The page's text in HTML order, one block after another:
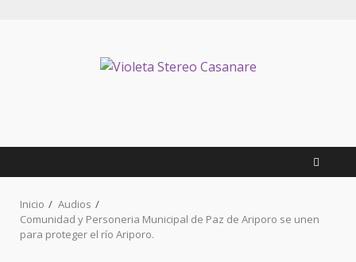
Inicio
Audios
Comunidad y Personeria Municipal de Paz de Ariporo se unen
para proteger el río Ariporo.